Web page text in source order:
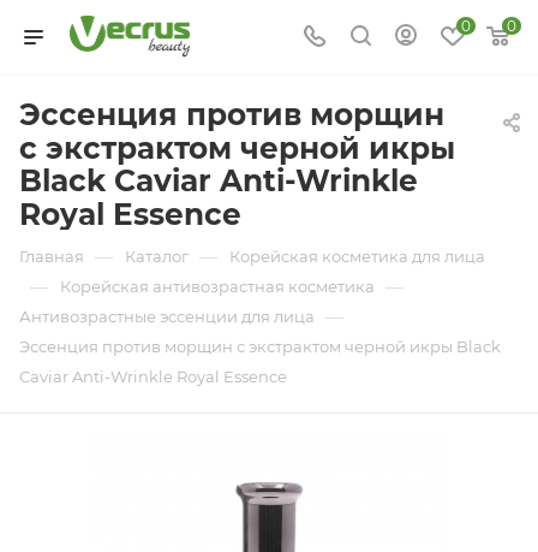
0 0
Эссенция против морщин
с экстрактом черной икры
Black Caviar Anti-Wrinkle
Royal Essence
Главная — Каталог — Корейская косметика для лица
— Корейская антивозрастная косметика —
Антивозрастные эссенции для лица —
Эссенция против морщин с экстрактом черной икры Black
Caviar Anti-Wrinkle Royal Essence